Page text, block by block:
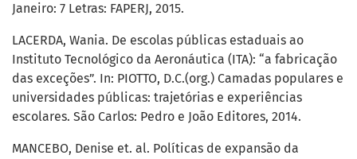
Janeiro: 7 Letras: FAPERJ, 2015.
LACERDA, Wania. De escolas públicas estaduais ao
Instituto Tecnológico da Aeronáutica (ITA): “a fabricação
das exceções”. In: PIOTTO, D.C.(org.) Camadas populares e
universidades públicas: trajetórias e experiências
escolares. São Carlos: Pedro e João Editores, 2014.
MANCEBO, Denise et. al. Políticas de expansão da